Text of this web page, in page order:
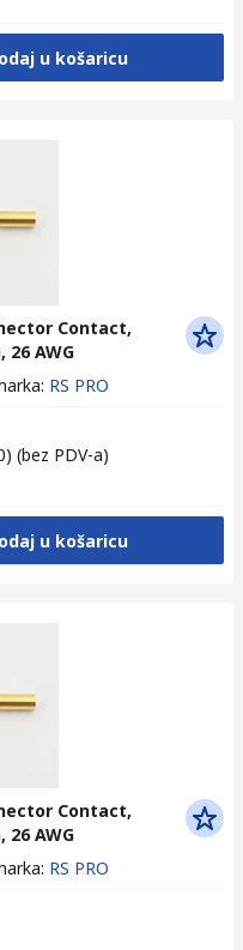
u košaricu
Contact,
26 AWG
: RS PRO
(bez PDV-a)
u košaricu
Contact,
26 AWG
: RS PRO